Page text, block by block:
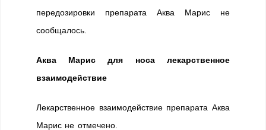
передозировки препарата Аква Марис не
сообщалось.
Аква Марис для носа лекарственное
взаимодействие
Лекарственное взаимодействие препарата Аква
Марис не отмечено.